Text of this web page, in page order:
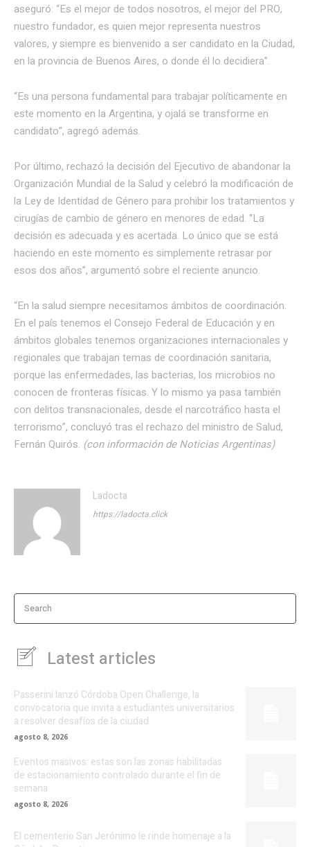
aseguró: “Es el mejor de todos nosotros, el mejor del PRO,
nuestro fundador, es quien mejor representa nuestros
valores, y siempre es bienvenido a ser candidato en la Ciudad,
en la provincia de Buenos Aires, o donde él lo decidiera”.
“Es una persona fundamental para trabajar políticamente en
este momento en la Argentina, y ojalá se transforme en
candidato”, agregó además.
Por último, rechazó la decisión del Ejecutivo de abandonar la
Organización Mundial de la Salud y celebró la modificación de
la Ley de Identidad de Género para prohibir los tratamientos y
cirugías de cambio de género en menores de edad. “La
decisión es adecuada y es acertada. Lo único que se está
haciendo en este momento es simplemente retrasar por
esos dos años”, argumentó sobre el reciente anuncio.
“En la salud siempre necesitamos ámbitos de coordinación.
En el país tenemos el Consejo Federal de Educación y en
ámbitos globales tenemos organizaciones internacionales y
regionales que trabajan temas de coordinación sanitaria,
porque las enfermedades, las bacterias, los microbios no
conocen de fronteras físicas. Y lo mismo ya pasa también
con delitos transnacionales, desde el narcotráfico hasta el
terrorismo”, concluyó tras el rechazo del ministro de Salud,
Fernán Quirós. (con información de Noticias Argentinas)
Ladocta
https://ladocta.click
Search
Latest articles
Passerini lanzó Córdoba Open Challenge, la
convocatoria que invita a estudiantes universitarios
a resolver desafíos de la ciudad
agosto 8, 2026
Eventos masivos: estas son las zonas habilitadas
de estacionamiento controlado durante el fin de
semana
agosto 8, 2026
El cementerio San Jerónimo le rinde homenaje a la